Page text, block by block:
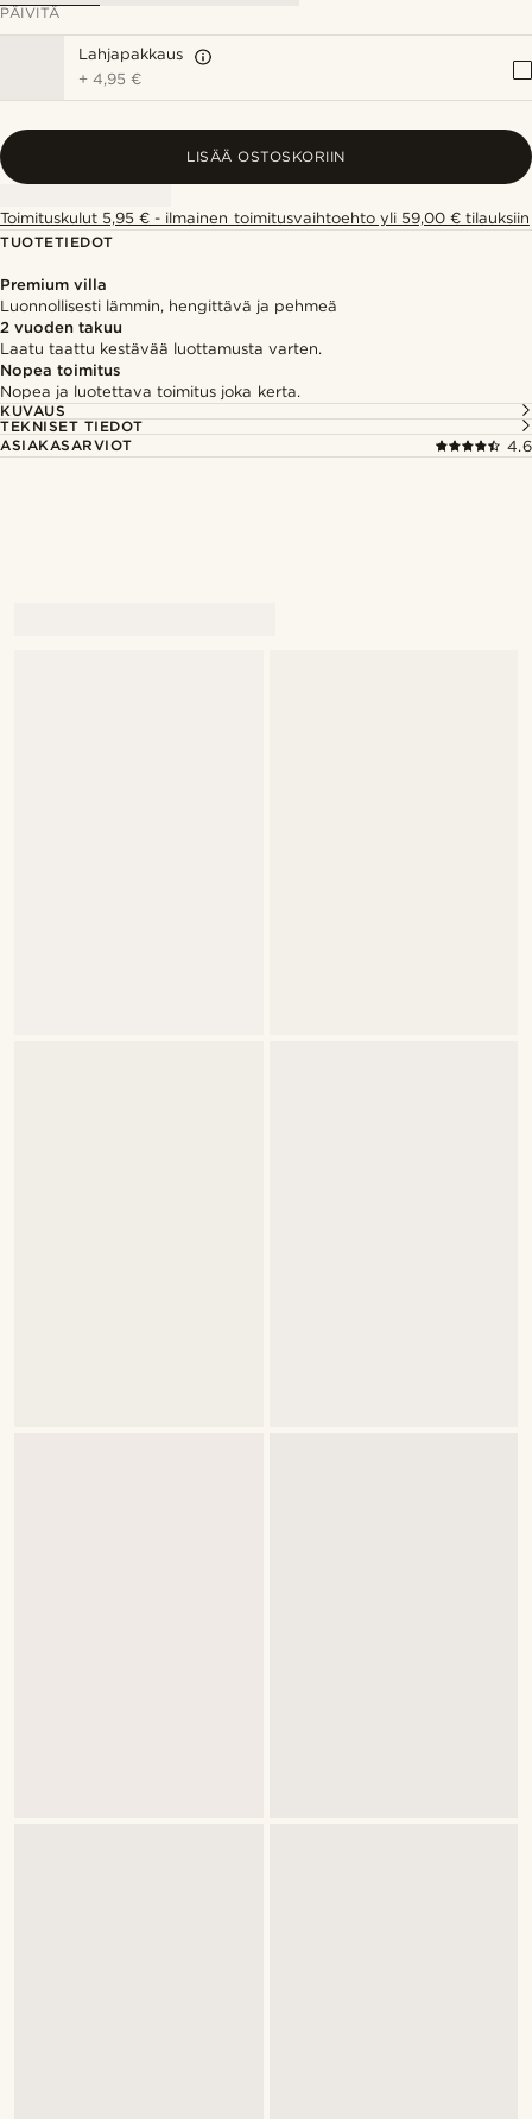
PÄIVITÄ
Lahjapakkaus
+4,95 €
LISÄÄ OSTOSKORIIN
Toimituskulut 5,95 € - ilmainen toimitusvaihtoehto yli 59,00 € tilauksiin
TUOTETIEDOT
Premium villa
Luonnollisesti lämmin, hengittävä ja pehmeä
2 vuoden takuu
Laatu taattu kestävää luottamusta varten.
Nopea toimitus
Nopea ja luotettava toimitus joka kerta.
KUVAUS
TEKNISET TIEDOT
ASIAKASARVIOT
4.6